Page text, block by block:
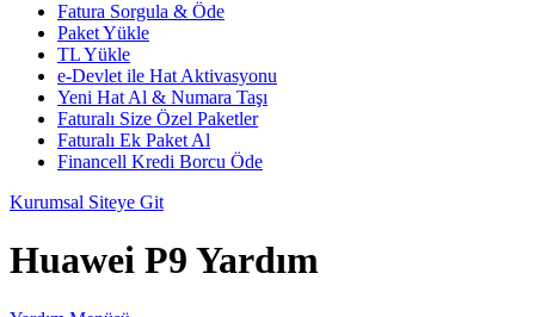
Fatura Sorgula & Öde
Paket Yükle
TL Yükle
e-Devlet ile Hat Aktivasyonu
Yeni Hat Al & Numara Taşı
Faturalı Size Özel Paketler
Faturalı Ek Paket Al
Financell Kredi Borcu Öde
Kurumsal Siteye Git
Huawei P9 Yardım